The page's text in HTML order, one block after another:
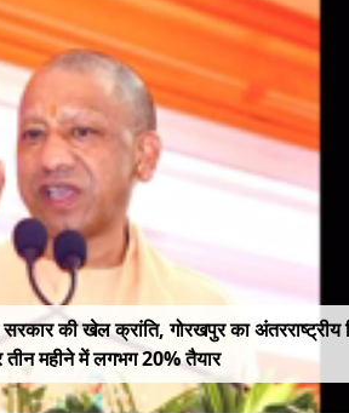
सरकार की खेल क्रांति, गोरखपुर का
तीन महीने में लगभग 20% तैयार